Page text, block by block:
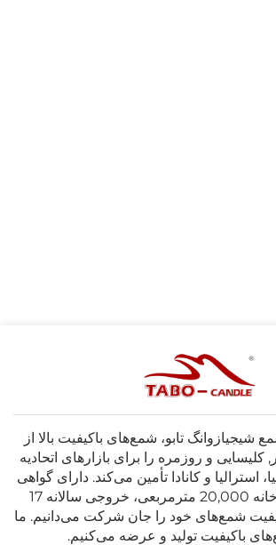
تابو، شمع‌های باکیفیت بالا از
و روزمره را برای بازارهای اتحادیه
استرالیا و کانادا تأمین می‌کند. دارای گواهی
ISO/BSCI، کارخانه 20,000 مترمربعی، خروجی سالانه 17
شمع‌های خود را جان شرکت می‌دانیم. ما
باکیفیت تولید و عرضه می‌کنیم.